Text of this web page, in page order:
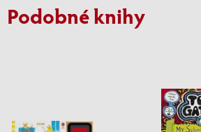
Podobné knihy